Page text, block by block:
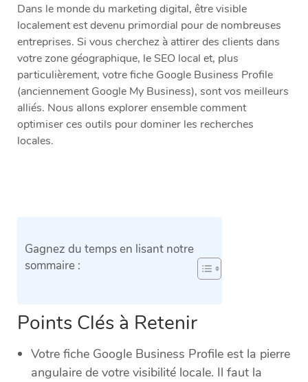
Dans le monde du marketing digital, être visible
localement est devenu primordial pour de nombreuses
entreprises. Si vous cherchez à attirer des clients dans
votre zone géographique, le SEO local et, plus
particulièrement, votre fiche Google Business Profile
(anciennement Google My Business), sont vos meilleurs
alliés. Nous allons explorer ensemble comment
optimiser ces outils pour dominer les recherches
locales.
Gagnez du temps en lisant notre
sommaire :
Points Clés à Retenir
Votre fiche Google Business Profile est la pierre
angulaire de votre visibilité locale. Il faut la